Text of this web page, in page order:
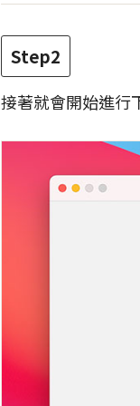
Step2
接著就會開始進行